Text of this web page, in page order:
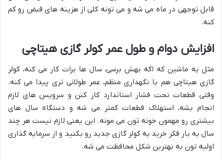
قابل توجهی در ماه می شه و می تونه کلی از هزینه های قبض رو کم
کنه.
افزایش دوام و طول عمر کولر گازی هیتاچی
مثل یه ماشین که اگه بهش برسی، سال ها برات کار می کنه، کولر
گازی هیتاچی هم با نگهداری منظم، عمر طولانی تری پیدا می کنه.
وقتی قطعات تحت فشار استاندارد کار کنن و سرویس های لازم
انجام بشه، استهلاک قطعات کمتر می شه و دستگاه سال های
بیشتری رو مهمون خونه تون می مونه. این یعنی لازم نیست هر چند
سال یه بار فکر خرید یه کولر گازی جدید رو بکنید و از سرمایه گذاری
اولیه تون به بهترین شکل محافظت می شه.